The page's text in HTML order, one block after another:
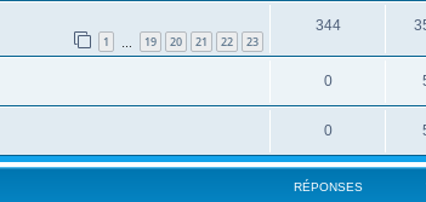
1 19 20 21 22 23
344
0
0
RÉPONSES